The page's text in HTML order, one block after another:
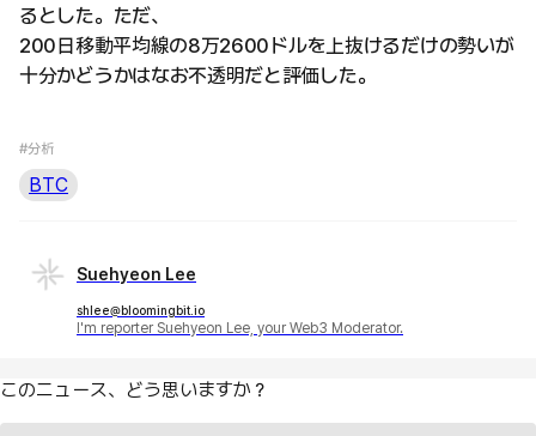
るとした。ただ、
200日移動平均線の8万2600ドルを上抜けるだけの勢いが
十分かどうかはなお不透明だと評価した。
#分析
BTC
Suehyeon Lee
shlee@bloomingbit.io
I'm reporter Suehyeon Lee, your Web3 Moderator.
このニュース、どう思いますか？